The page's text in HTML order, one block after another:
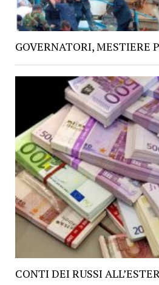
GOVERNATORI, MESTIERE
CONTI DEI RUSSI